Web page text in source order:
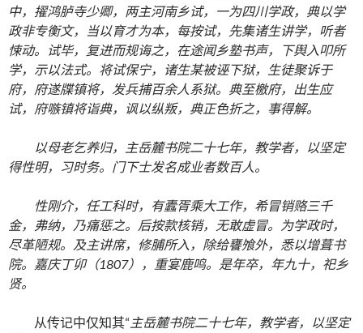
中，擢鸿胪寺少卿，两主河南乡试，一为四川学政，典以学
政非专衡文，当以育才为本，每按试，先集诸生讲学，听者
悚动。试毕，复进而规诲之，在途闻乡塾书声，下舆入叩所
学，示以法式。将试保宁，诸生某被诬下狱，生徒聚诉于
府，府遂牒镇将，发兵捕百余人系狱。典至檄府，出生应
试，府嗾镇将诣典，讽以纵叛，典正色折之，事得解。
以母老乞养归，主岳麓书院二十七年，教学者，以坚定
得性明，习时务。门下士发名成业者数百人。
性刚介，任工科时，有蠹胥乘大工作，希冒销赂三千
金，弗纳，乃痛惩之。后按款核销，无敢虚冒。为学政时，
尽革陋规。及主讲席，修脯所入，除给饔飧外，悉以增葺书
院。嘉庆丁卯（1807），重宴鹿鸣。是年卒，年九十，祀乡
贤。
从传记中仅知其“主岳麓书院二十七年，教学者，以坚定